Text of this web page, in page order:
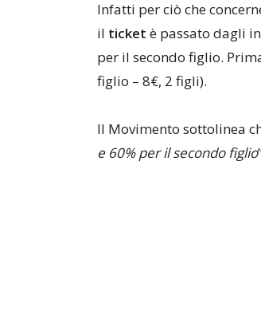
Infatti per ciò che
il ticket è passato dagli
per il secondo figlio.
figlio – 8€, 2 figli).
Il Movimento sottolinea
e 60% per il secondo figlio